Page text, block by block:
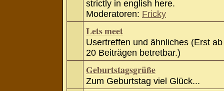
strictly in english here.
Moderatoren: Fricky
Lets meet
Usertreffen und ähnliches (Erst ab
20 Beiträgen betretbar.)
Geburtstagsgrüße
Zum Geburtstag viel Glück...